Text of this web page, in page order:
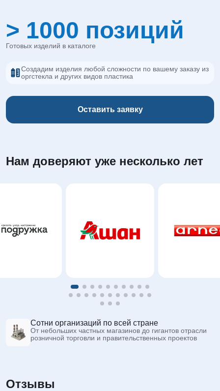
> 1000 позиций
Готовых изделий в каталоге
Создадим изделия любой сложности по вашему заказу из
оргстекла и других видов пластика
Оставить заявку
Нам доверяют уже несколько лет
Сотни организаций по всей стране
От небольших частных магазинов до гигантов отрасли
розничной торговли и правительственных проектов
Отзывы